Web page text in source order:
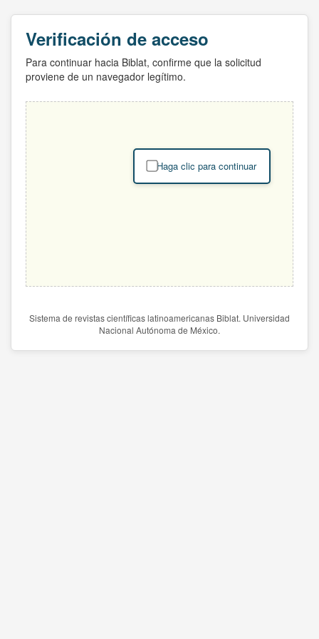
Verificación de acceso
Para continuar hacia Biblat, confirme que la solicitud
proviene de un navegador legítimo.
Haga clic para continuar
Sistema de revistas científicas latinoamericanas Biblat. Universidad
Nacional Autónoma de México.